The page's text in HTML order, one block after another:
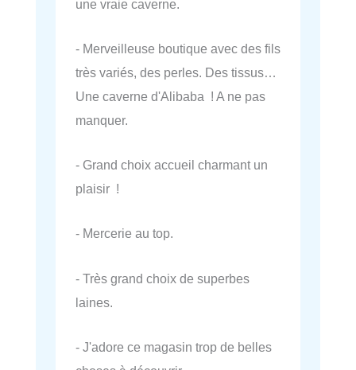
une vraie caverne.
- Merveilleuse boutique avec des fils
très variés, des perles. Des tissus…
Une caverne d'Alibaba ! A ne pas
manquer.
- Grand choix accueil charmant un
plaisir !
- Mercerie au top.
- Très grand choix de superbes
laines.
- J'adore ce magasin trop de belles